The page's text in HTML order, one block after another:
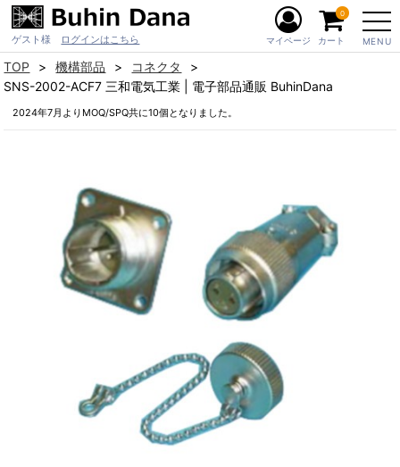
ゲスト様 ログインはこちら MENU
マイページ カート
0
TOP 機構部品
コネクタ
SNS-2002-ACF7 三和電気工業 | 電子部品通販 BuhinDana
2024年7月よりMOQ/SPQ共に10個となりました。